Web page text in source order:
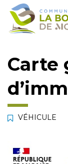
Gestion des traceurs
Aller
Aller
contenu
Aller
pied
Carte
VÉHICULE